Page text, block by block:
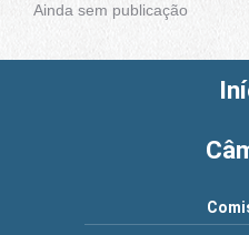
Ainda sem publicação